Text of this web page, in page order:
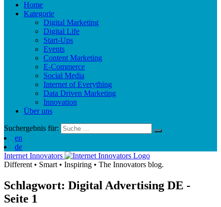
Home
Kategorie
Digital Marketing
Digital Life
Start-Ups
Events
Content Marketing
E-Commerce
Social Media
Internet of Everything
Data Driven Marketing
Innovation
Über uns
Suchergebnis für:
en
de
Internet Innovators
Different • Smart • Inspiring • The Innovators blog.
Schlagwort: Digital Advertising DE -
Seite 1